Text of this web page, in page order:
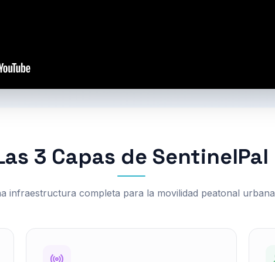
3 Capas de SentinelPal
infraestructura completa para la movilidad peatonal urbana